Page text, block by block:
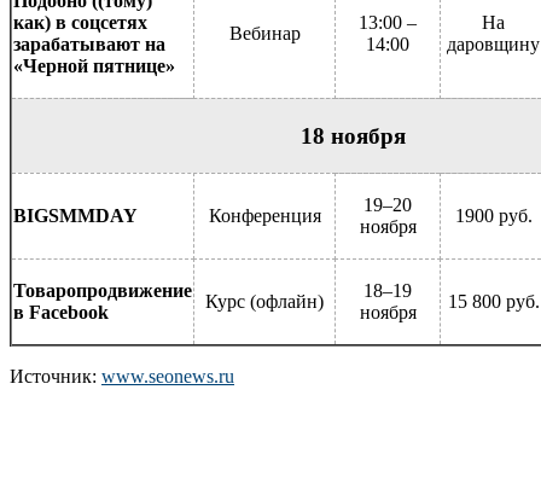
как) в соцсетях
зарабатывают на
«Черной пятнице»
Вебинар
13:00 –
14:00
На
даровщину
18 ноября
BIGSMMDAY Конференция
19–20
ноября
1900 руб.
Товаропродвижение
в Facebook
Курс (офлайн)
18–19
ноября
15 800 руб.
Источник: www.seonews.ru